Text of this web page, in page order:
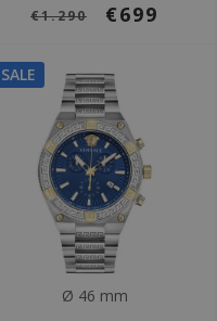
€1.290 €699
SALE
Ø 46 mm